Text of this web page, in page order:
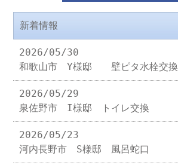
新着情報
2026/05/30
和歌山市 Y様邸 壁ピタ水栓交換
2026/05/29
泉佐野市 I様邸 トイレ交換
2026/05/23
河内長野市 S様邸 風呂蛇口